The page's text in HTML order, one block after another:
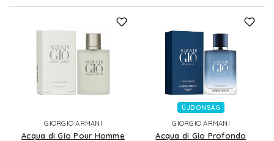
GIORGIO ARMANI
Acqua di Gio Pour Homme
ÚJDONSÁG
GIORGIO ARMANI
Acqua di Gio Profondo